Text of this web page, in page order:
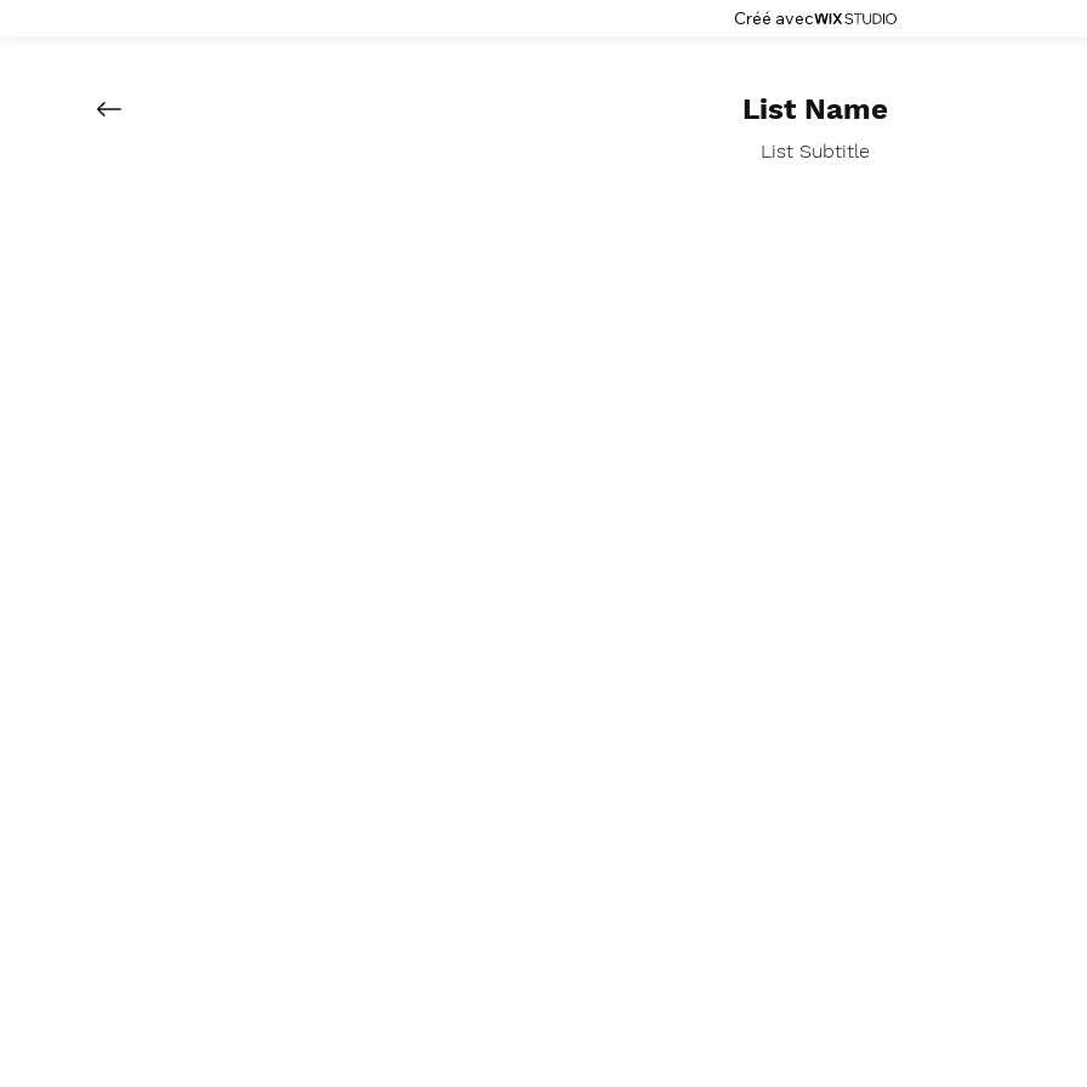
Créé avec
List Subtitle
List Name